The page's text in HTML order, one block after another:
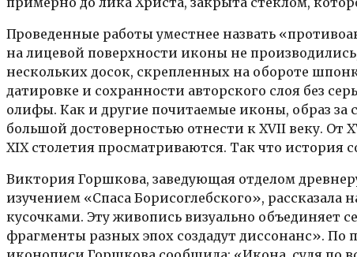
Проведенные работы уместнее назвать
на лицевой поверхности иконы не
нескольких досок, скрепленных на обороте
датировке и сохранности авторского слоя без
олифы. Как и другие почитаемые иконы, образ
большой достоверностью отнести к XVII веку. От
XIX столетия просматриваются. Так что история
Виктория Горшкова, заведующая отделом
изучением «Спаса Борисоглебского»,
кусочками. Эту живопись визуально объединяет
фрагменты разных эпох создадут диссонанс».